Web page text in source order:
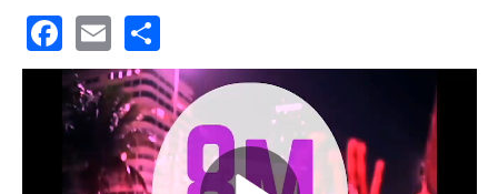
Facebook
EmailShare